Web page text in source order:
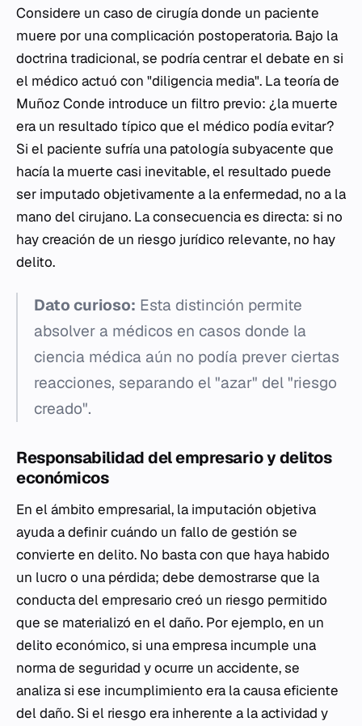
Considere un caso de cirugía donde un paciente
muere por una complicación postoperatoria. Bajo la
doctrina tradicional, se podría centrar el debate en si
el médico actuó con "diligencia media". La teoría de
Muñoz Conde introduce un filtro previo: ¿la muerte
era un resultado típico que el médico podía evitar?
Si el paciente sufría una patología subyacente que
hacía la muerte casi inevitable, el resultado puede
ser imputado objetivamente a la enfermedad, no a la
mano del cirujano. La consecuencia es directa: si no
hay creación de un riesgo jurídico relevante, no hay
delito.
Dato curioso: Esta distinción permite
absolver a médicos en casos donde la
ciencia médica aún no podía prever ciertas
reacciones, separando el "azar" del "riesgo
creado".
Responsabilidad del empresario y delitos
económicos
En el ámbito empresarial, la imputación objetiva
ayuda a definir cuándo un fallo de gestión se
convierte en delito. No basta con que haya habido
un lucro o una pérdida; debe demostrarse que la
conducta del empresario creó un riesgo permitido
que se materializó en el daño. Por ejemplo, en un
delito económico, si una empresa incumple una
norma de seguridad y ocurre un accidente, se
analiza si ese incumplimiento era la causa eficiente
del daño. Si el riesgo era inherente a la actividad y